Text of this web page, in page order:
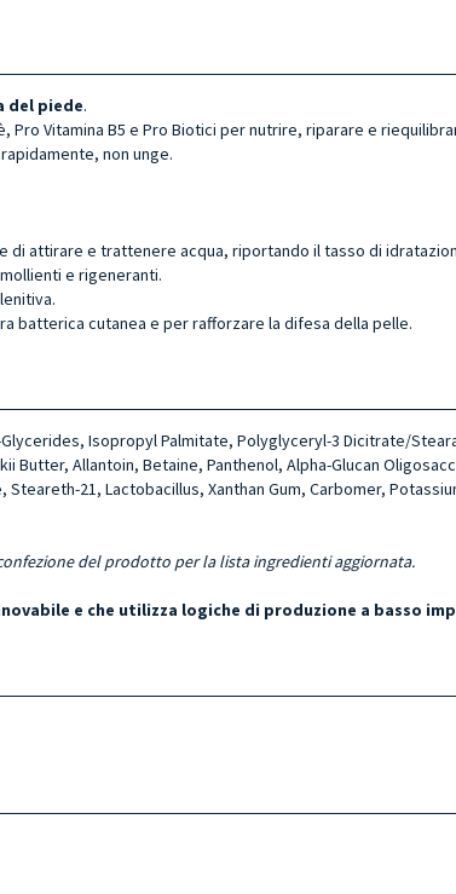
del piede.
Pro Vitamina B5 e Pro Biotici per nutrire, riparare e
non unge.
di attirare e trattenere acqua, riportando il tasso di
e rigeneranti.
batterica cutanea e per rafforzare la difesa della pelle.
Isopropyl Palmitate, Polyglyceryl-3 Dicitrate/
Butter, Allan­toin, Betaine, Panthenol, Alpha-Glu­can
21, Lactobacillus, Xanthan Gum, Carbomer,
del prodotto per la lista ingredienti aggiornata.
e che utilizza logiche di produzione a basso